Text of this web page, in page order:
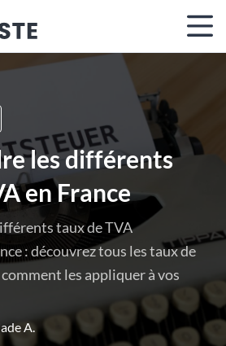
les différents
en France
taux de TVA
: découvrez tous les taux de
les appliquer à vos
A.